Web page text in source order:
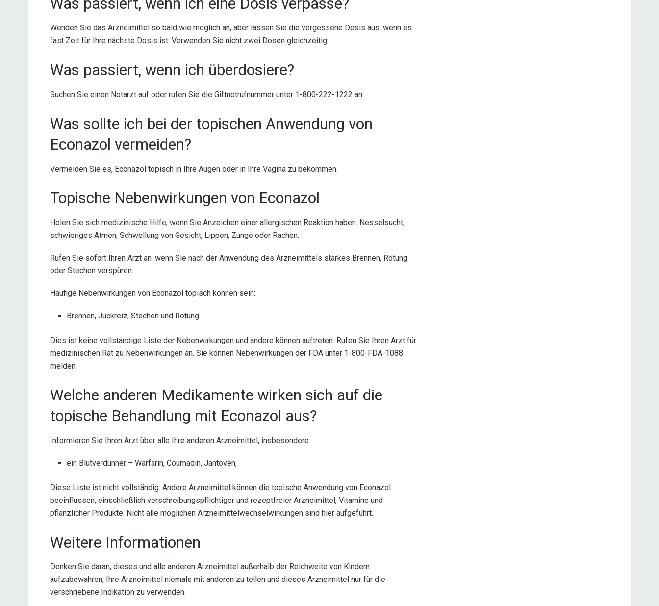
Wenden Sie das Arzneimittel so bald wie möglich an, aber lassen Sie die vergessene Dosis aus, wenn es
fast Zeit für Ihre nächste Dosis ist. Verwenden Sie nicht zwei Dosen gleichzeitig.
Was passiert, wenn ich überdosiere?
Suchen Sie einen Notarzt auf oder rufen Sie die Giftnotrufnummer unter 1-800-222-1222 an.
Was sollte ich bei der topischen Anwendung von
Econazol vermeiden?
Vermeiden Sie es, Econazol topisch in Ihre Augen oder in Ihre Vagina zu bekommen.
Topische Nebenwirkungen von Econazol
Holen Sie sich medizinische Hilfe, wenn Sie Anzeichen einer allergischen Reaktion haben: Nesselsucht;
schwieriges Atmen; Schwellung von Gesicht, Lippen, Zunge oder Rachen.
Rufen Sie sofort Ihren Arzt an, wenn Sie nach der Anwendung des Arzneimittels starkes Brennen, Rötung
oder Stechen verspüren.
Häufige Nebenwirkungen von Econazol topisch können sein:
Brennen, Juckreiz, Stechen und Rötung.
Dies ist keine vollständige Liste der Nebenwirkungen und andere können auftreten. Rufen Sie Ihren Arzt für
medizinischen Rat zu Nebenwirkungen an. Sie können Nebenwirkungen der FDA unter 1-800-FDA-1088
melden.
Welche anderen Medikamente wirken sich auf die
topische Behandlung mit Econazol aus?
Informieren Sie Ihren Arzt über alle Ihre anderen Arzneimittel, insbesondere:
ein Blutverdünner – Warfarin, Coumadin, Jantoven;
Diese Liste ist nicht vollständig. Andere Arzneimittel können die topische Anwendung von Econazol
beeinflussen, einschließlich verschreibungspflichtiger und rezeptfreier Arzneimittel, Vitamine und
pflanzlicher Produkte. Nicht alle möglichen Arzneimittelwechselwirkungen sind hier aufgeführt.
Weitere Informationen
Denken Sie daran, dieses und alle anderen Arzneimittel außerhalb der Reichweite von Kindern
aufzubewahren, Ihre Arzneimittel niemals mit anderen zu teilen und dieses Arzneimittel nur für die
verschriebene Indikation zu verwenden.